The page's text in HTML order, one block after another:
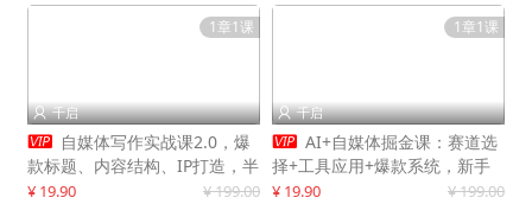
1章1课
 千启
 自媒体写作实战课2.0，爆
款标题、内容结构、IP打造，半
年复制30万粉月入10万+
¥ 19.90 ¥ 199.00
1章1课
 千启
 AI+自媒体掘金课：赛道选
择+工具应用+爆款系统，新手
快速起步，副业月入8000+
¥ 19.90 ¥ 199.00